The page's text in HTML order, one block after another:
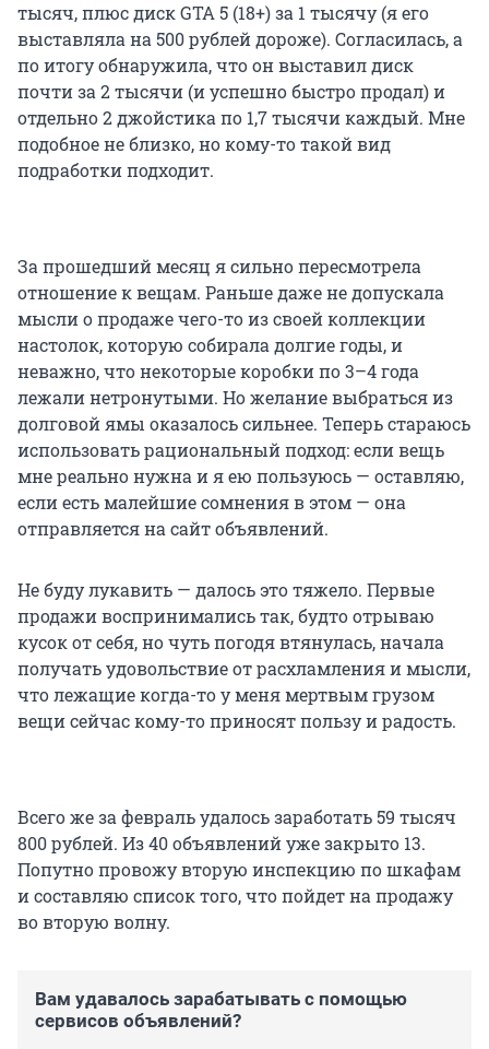
тысяч, плюс диск GTA 5 (18+) за 1 тысячу (я его
выставляла на 500 рублей дороже). Согласилась, а
по итогу обнаружила, что он выставил диск
почти за 2 тысячи (и успешно быстро продал) и
отдельно 2 джойстика по 1,7 тысячи каждый. Мне
подобное не близко, но кому-то такой вид
подработки подходит.
За прошедший месяц я сильно пересмотрела
отношение к вещам. Раньше даже не допускала
мысли о продаже чего-то из своей коллекции
настолок, которую собирала долгие годы, и
неважно, что некоторые коробки по 3–4 года
лежали нетронутыми. Но желание выбраться из
долговой ямы оказалось сильнее. Теперь стараюсь
использовать рациональный подход: если вещь
мне реально нужна и я ею пользуюсь — оставляю,
если есть малейшие сомнения в этом — она
отправляется на сайт объявлений.
Не буду лукавить — далось это тяжело. Первые
продажи воспринимались так, будто отрываю
кусок от себя, но чуть погодя втянулась, начала
получать удовольствие от расхламления и мысли,
что лежащие когда-то у меня мертвым грузом
вещи сейчас кому-то приносят пользу и радость.
Всего же за февраль удалось заработать 59 тысяч
800 рублей. Из 40 объявлений уже закрыто 13.
Попутно провожу вторую инспекцию по шкафам
и составляю список того, что пойдет на продажу
во вторую волну.
Вам удавалось зарабатывать с помощью
сервисов объявлений?